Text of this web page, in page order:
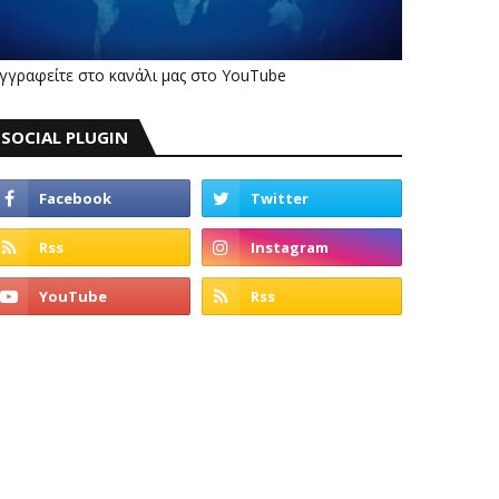
στο κανάλι μας στο YouTube
SOCIAL PLUGIN